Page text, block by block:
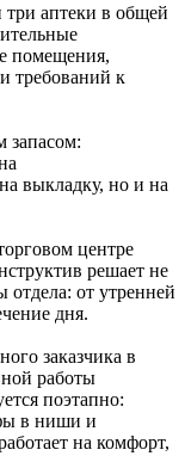
три аптеки в общей
помещения,
требований к
запасом:
выкладку, но и на
центре
решает не
отдела: от утренней
дня.
заказчика в
работы
поэтапно:
в ниши и
на комфорт,